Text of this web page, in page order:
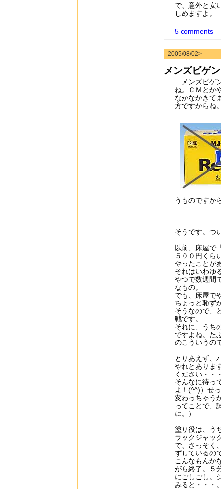
で、意外と安
しめますよ。
5 comments
2005/08/02>
メンズビゲン
メンズビゲ
ね。ＣＭとか
なかなかきて
方ですからね
うものですか
そうです。つ
以前、床屋で
５００円くら
やったことが
それはいわゆ
やつで数週間
なもの。
でも、床屋で
ちょっと恥ず
そうなので、
戦です。
それに、うち
ですよね。た
のこういうの
とりあえず、
やれとありま
ください・・
そんなに待っ
よ！(^^)）せ
変わっちゃう
ってことで、
に。）
塗り役は、う
ラックジャッ
で、さっそく
ずしているの
こんなもんか
がら終了。５
にごしごし。
みると・・・